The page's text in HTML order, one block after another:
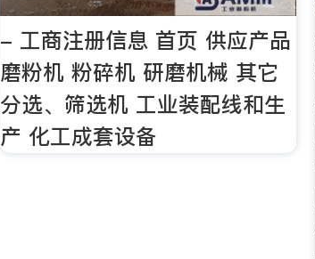
- 工商注册信息 首页 供应产品
磨粉机 粉碎机 研磨机械 其它
分选、筛选机 工业装配线和生
产 化工成套设备